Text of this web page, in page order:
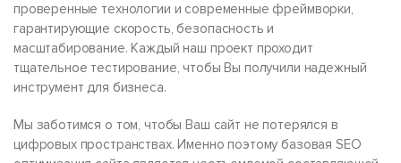
проверенные технологии и современные фреймворки,
гарантирующие скорость, безопасность и
масштабирование. Каждый наш проект проходит
тщательное тестирование, чтобы Вы получили надежный
инструмент для бизнеса.
Мы заботимся о том, чтобы Ваш сайт не потерялся в
цифровых пространствах. Именно поэтому базовая SEO